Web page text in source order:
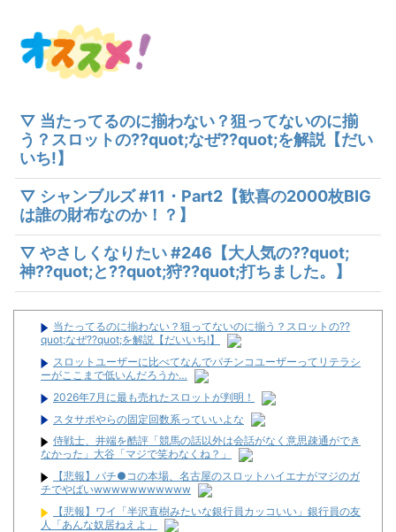
▽ 当たってるのに揃わない？狙ってないのに揃
う？スロットの??quot;なぜ??quot;を解説【だい
いち!】
▽ シャンブルズ #11・Part2【歓喜の2000枚BIG
は誰の財布なのか！？】
▽ やさしくなりたい #246【大人気の??quot;
神??quot;と??quot;狩??quot;打ちました。】
当たってるのに揃わない？狙ってないのに揃う？スロットの??
quot;なぜ??quot;を解説【だいいち!】
スロットユーザーに比べてなんでパチンコユーザーってリテラシ
ーがここまで低いんだろうか…
2026年7月に最も売れたスロットが判明！
スタサポやらの固定回数系っていいよな
侍戦士、井端を酷評「競馬の話以外は会話がなく意思疎通ができ
なかった」大谷「マジで笑わなくね？」
【悲報】パチ●コの本場、名古屋のスロットハイエナがマジのガ
チでやばいwwwwwwwwwww
【悲報】ワイ「半沢直樹みたいな銀行員カッコいい」銀行員の友
人「あんな奴居ねえよ」